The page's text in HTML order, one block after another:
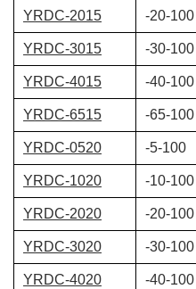
YRDC-2015 -20-100
YRDC-3015 -30-100
YRDC-4015 -40-100
YRDC-6515 -65-100
YRDC-0520 -5-100
YRDC-1020 -10-100
YRDC-2020 -20-100
YRDC-3020 -30-100
YRDC-4020 -40-100